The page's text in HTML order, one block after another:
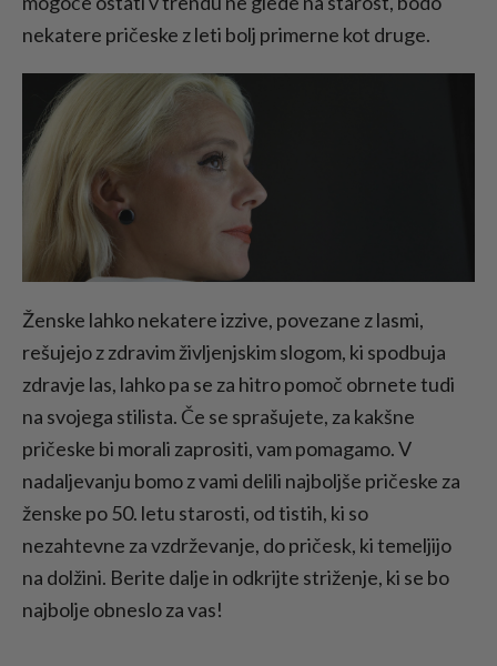
nekatere pričeske z leti bolj primerne kot druge.
Ženske lahko nekatere izzive, povezane z lasmi,
rešujejo z zdravim življenjskim slogom, ki spodbuja
zdravje las, lahko pa se za hitro pomoč obrnete tudi
na svojega stilista. Če se sprašujete, za kakšne
pričeske bi morali zaprositi, vam pomagamo. V
nadaljevanju bomo z vami delili najboljše pričeske za
ženske po 50. letu starosti, od tistih, ki so
nezahtevne za vzdrževanje, do pričesk, ki temeljijo
na dolžini. Berite dalje in odkrijte striženje, ki se bo
najbolje obneslo za vas!